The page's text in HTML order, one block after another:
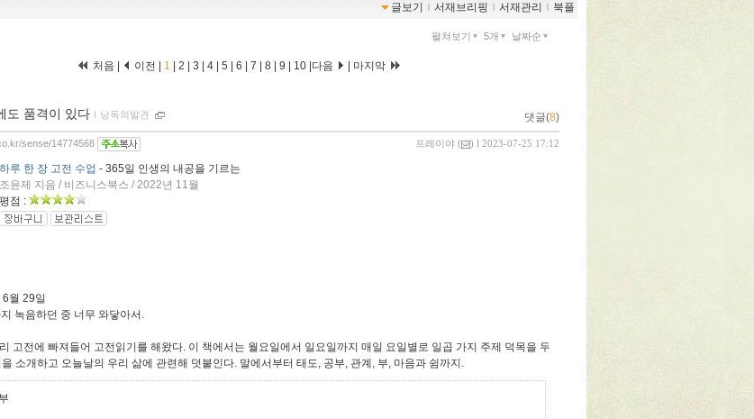
글보기 ｌ 서재브리핑 ｌ 서재관리 ｌ 북플
펼쳐보기 5개 날짜순
처음 | 이전 | 1 2 3 4 5 6 7 8 9 10 다음 마지막
도 품격이 있다 ｌ 낭독의발견 댓글(8)
프레이야 ( ) l 2023-07-25 17:12
sense/14774568
하루 한 장 고전 수업 - 365일 인생의 내공을 기르는
조윤제 지음 / 비즈니스북스 / 2022년 11월
평점 :
월 29일
녹음하던 중 너무 와닿아서.
고전에 빠져들어 고전읽기를 해왔다. 이 책에서는 월요일에서 일요일까지 매일 요일별로 일곱 가지 주제 덕목을 두
소개하고 오늘날의 우리 삶에 관련해 덧붙인다. 말에서부터 태도, 공부, 관계, 부, 마음과 쉼까지.